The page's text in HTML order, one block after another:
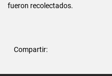
fueron recolectados.
Compartir: